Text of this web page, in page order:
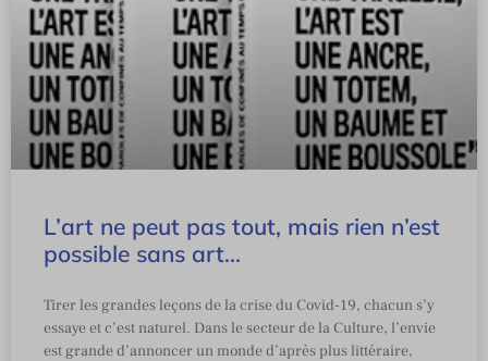
L’art ne peut pas tout, mais rien n’est
possible sans art…
Tirer les grandes leçons de la crise du Covid-19, chacun s’y
essaye et c’est naturel. Dans le secteur de la Culture, l’envie
est grande d’annoncer un monde d’après plus littéraire,